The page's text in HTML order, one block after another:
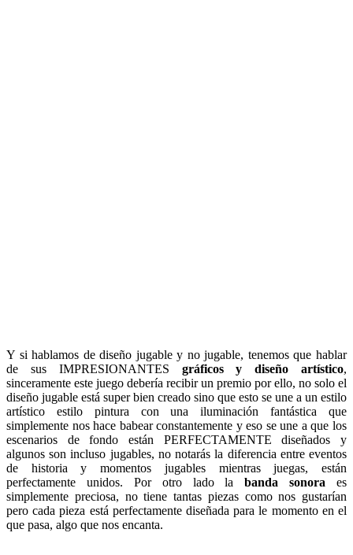
Y si hablamos de diseño jugable y no jugable, tenemos que hablar
de sus IMPRESIONANTES gráficos y diseño artístico,
sinceramente este juego debería recibir un premio por ello, no solo el
diseño jugable está super bien creado sino que esto se une a un estilo
artístico estilo pintura con una iluminación fantástica que
simplemente nos hace babear constantemente y eso se une a que los
escenarios de fondo están PERFECTAMENTE diseñados y
algunos son incluso jugables, no notarás la diferencia entre eventos
de historia y momentos jugables mientras juegas, están
perfectamente unidos. Por otro lado labanda sonora es
simplemente preciosa, no tiene tantas piezas como nos gustarían
pero cada pieza está perfectamente diseñada para le momento en el
que pasa, algo que nos encanta.